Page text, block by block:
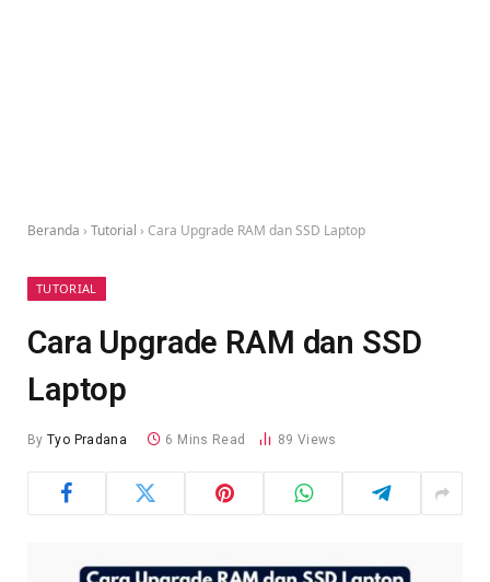
Beranda › Tutorial › Cara Upgrade RAM dan SSD Laptop
TUTORIAL
Cara Upgrade RAM dan SSD
Laptop
By Tyo Pradana 6 Mins Read 89 Views